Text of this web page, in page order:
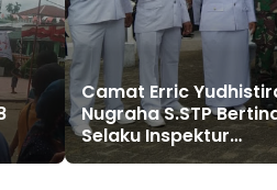
Camat Erric
Nugraha S.STP
Selaku Inspektur
Upacara HUT RI ke 78